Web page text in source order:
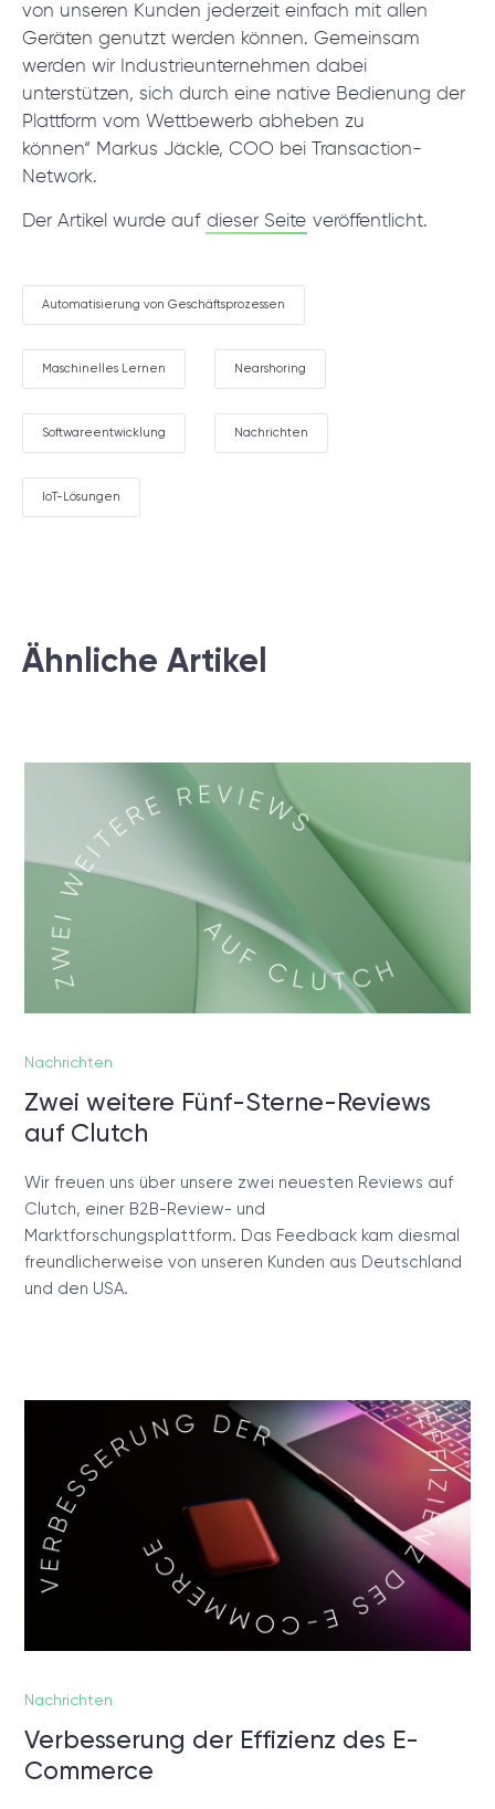
von unseren Kunden jederzeit einfach mit allen
Geräten genutzt werden können. Gemeinsam
werden wir Industrieunternehmen dabei
unterstützen, sich durch eine native Bedienung der
Plattform vom Wettbewerb abheben zu
können“ Markus Jäckle, COO bei Transaction-
Network.
Der Artikel wurde auf dieser Seite veröffentlicht.
Automatisierung von Geschäftsprozessen
Maschinelles Lernen Nearshoring
Softwareentwicklung Nachrichten
IoT-Lösungen
Ähnliche Artikel
Nachrichten
Zwei weitere Fünf-Sterne-Reviews
auf Clutch
Wir freuen uns über unsere zwei neuesten Reviews auf
Clutch, einer B2B-Review- und
Marktforschungsplattform. Das Feedback kam diesmal
freundlicherweise von unseren Kunden aus Deutschland
und den USA.
Nachrichten
Verbesserung der Effizienz des E-
Commerce